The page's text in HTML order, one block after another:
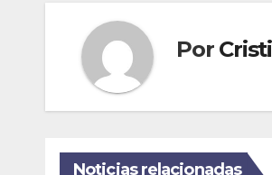
Por
Noticias relacionadas